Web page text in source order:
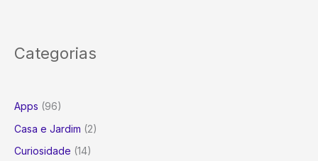
Reter
Impulsionar
Sucesso
Categorias
Apps (96)
Casa e Jardim (2)
Curiosidade (14)